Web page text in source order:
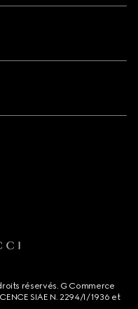
réservés. G Commerce
SIAE N. 2294/I/1936 et